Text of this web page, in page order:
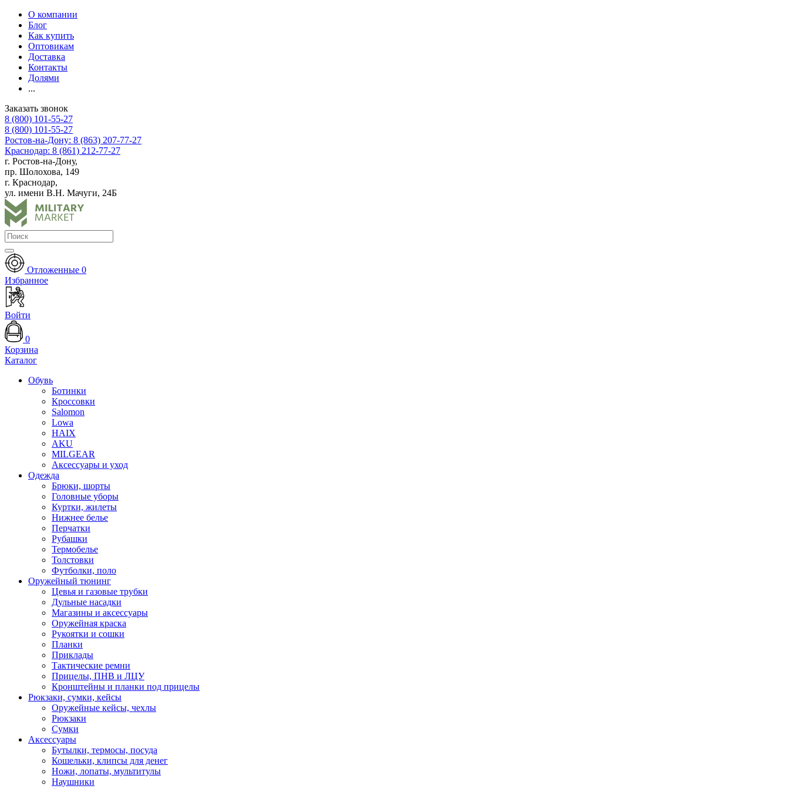
О компании
Блог
Как купить
Оптовикам
Доставка
Контакты
Долями
...
Заказать звонок
8 (800) 101-55-27
8 (800) 101-55-27
Ростов-на-Дону: 8 (863) 207-77-27
Краснодар: 8 (861) 212-77-27
г. Ростов-на-Дону,
пр. Шолохова, 149
г. Краснодар,
ул. имени В.Н. Мачуги, 24Б
Отложенные 0
Избранное
Войти
0
Корзина
Каталог
Обувь
Ботинки
Кроссовки
Salomon
Lowa
HAIX
AKU
MILGEAR
Аксессуары и уход
Одежда
Брюки, шорты
Головные уборы
Куртки, жилеты
Нижнее белье
Перчатки
Рубашки
Термобелье
Толстовки
Футболки, поло
Оружейный тюнинг
Цевья и газовые трубки
Дульные насадки
Магазины и аксессуары
Оружейная краска
Рукоятки и сошки
Планки
Приклады
Тактические ремни
Прицелы, ПНВ и ЛЦУ
Кронштейны и планки под прицелы
Рюкзаки, сумки, кейсы
Оружейные кейсы, чехлы
Рюкзаки
Сумки
Аксессуары
Бутылки, термосы, посуда
Кошельки, клипсы для денег
Ножи, лопаты, мультитулы
Наушники